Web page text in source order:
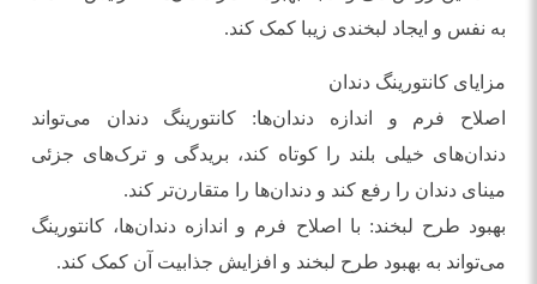
به نفس و ایجاد لبخندی زیبا کمک کند.
مزایای کانتورینگ دندان
اصلاح فرم و اندازه دندان‌ها: کانتورینگ دندان می‌تواند
دندان‌های خیلی بلند را کوتاه کند، بریدگی و ترک‌های جزئی
مینای دندان را رفع کند و دندان‌ها را متقارن‌تر کند.
بهبود طرح لبخند: با اصلاح فرم و اندازه دندان‌ها، کانتورینگ
می‌تواند به بهبود طرح لبخند و افزایش جذابیت آن کمک کند.